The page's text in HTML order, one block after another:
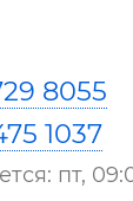
8055
1037
пт,